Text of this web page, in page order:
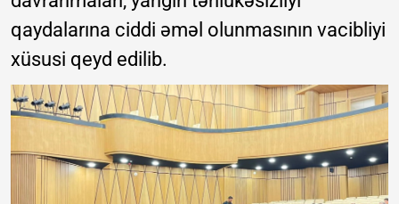
qaydalarına ciddi əməl olunmasının vacibliyi
xüsusi qeyd edilib.